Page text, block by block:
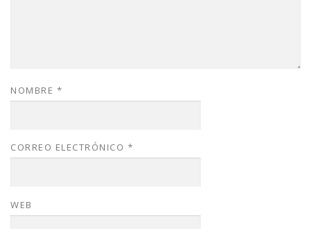
NOMBRE *
CORREO ELECTRÓNICO *
WEB